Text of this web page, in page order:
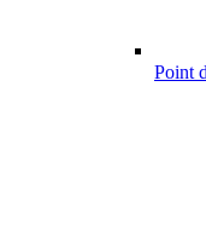
Point